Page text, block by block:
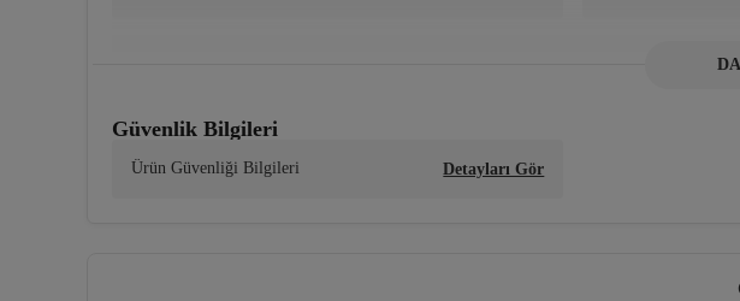
Güvenlik Bilgileri
Ürün Güvenliği Bilgileri Detayları Gör